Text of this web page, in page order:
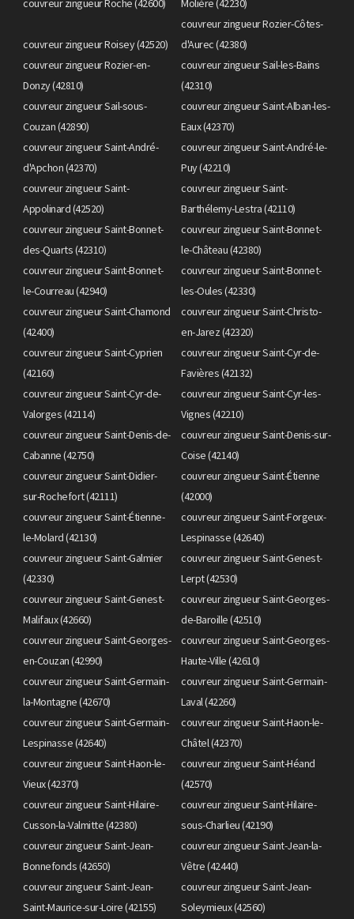
couvreur zingueur Roche (42600) Molière (42230)
couvreur zingueur Roisey (42520)
couvreur zingueur Rozier-Côtes-
d'Aurec (42380)
couvreur zingueur Rozier-en-
Donzy (42810)
couvreur zingueur Sail-les-Bains
(42310)
couvreur zingueur Sail-sous-
Couzan (42890)
couvreur zingueur Saint-Alban-les-
Eaux (42370)
couvreur zingueur Saint-André-
d'Apchon (42370)
couvreur zingueur Saint-André-le-
Puy (42210)
couvreur zingueur Saint-
Appolinard (42520)
couvreur zingueur Saint-
Barthélemy-Lestra (42110)
couvreur zingueur Saint-Bonnet-
des-Quarts (42310)
couvreur zingueur Saint-Bonnet-
le-Château (42380)
couvreur zingueur Saint-Bonnet-
le-Courreau (42940)
couvreur zingueur Saint-Bonnet-
les-Oules (42330)
couvreur zingueur Saint-Chamond
(42400)
couvreur zingueur Saint-Christo-
en-Jarez (42320)
couvreur zingueur Saint-Cyprien
(42160)
couvreur zingueur Saint-Cyr-de-
Favières (42132)
couvreur zingueur Saint-Cyr-de-
Valorges (42114)
couvreur zingueur Saint-Cyr-les-
Vignes (42210)
couvreur zingueur Saint-Denis-de-
Cabanne (42750)
couvreur zingueur Saint-Denis-sur-
Coise (42140)
couvreur zingueur Saint-Didier-
sur-Rochefort (42111)
couvreur zingueur Saint-Étienne
(42000)
couvreur zingueur Saint-Étienne-
le-Molard (42130)
couvreur zingueur Saint-Forgeux-
Lespinasse (42640)
couvreur zingueur Saint-Galmier
(42330)
couvreur zingueur Saint-Genest-
Lerpt (42530)
couvreur zingueur Saint-Genest-
Malifaux (42660)
couvreur zingueur Saint-Georges-
de-Baroille (42510)
couvreur zingueur Saint-Georges-
en-Couzan (42990)
couvreur zingueur Saint-Georges-
Haute-Ville (42610)
couvreur zingueur Saint-Germain-
la-Montagne (42670)
couvreur zingueur Saint-Germain-
Laval (42260)
couvreur zingueur Saint-Germain-
Lespinasse (42640)
couvreur zingueur Saint-Haon-le-
Châtel (42370)
couvreur zingueur Saint-Haon-le-
Vieux (42370)
couvreur zingueur Saint-Héand
(42570)
couvreur zingueur Saint-Hilaire-
Cusson-la-Valmitte (42380)
couvreur zingueur Saint-Hilaire-
sous-Charlieu (42190)
couvreur zingueur Saint-Jean-
Bonnefonds (42650)
couvreur zingueur Saint-Jean-la-
Vêtre (42440)
couvreur zingueur Saint-Jean-
Saint-Maurice-sur-Loire (42155)
couvreur zingueur Saint-Jean-
Soleymieux (42560)